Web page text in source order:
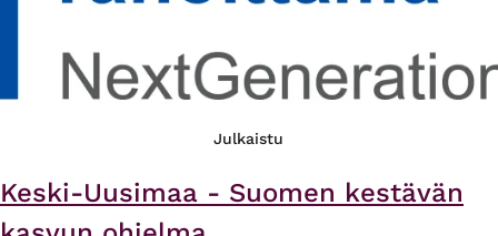
Julkaistu
Keski-Uusimaa - Suomen kestävän